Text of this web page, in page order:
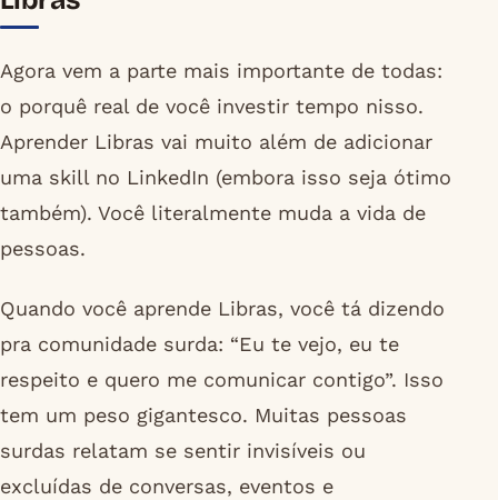
Agora vem a parte mais importante de todas:
o porquê real de você investir tempo nisso.
Aprender Libras vai muito além de adicionar
uma skill no LinkedIn (embora isso seja ótimo
também). Você literalmente muda a vida de
pessoas.
Quando você aprende Libras, você tá dizendo
pra comunidade surda: “Eu te vejo, eu te
respeito e quero me comunicar contigo”. Isso
tem um peso gigantesco. Muitas pessoas
surdas relatam se sentir invisíveis ou
excluídas de conversas, eventos e